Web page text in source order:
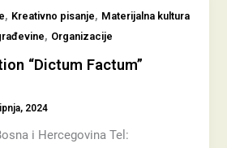
, Kreativno pisanje, Materijalna kultura
, Organizacije
“Dictum Factum”
2024
i Hercegovina Tel: